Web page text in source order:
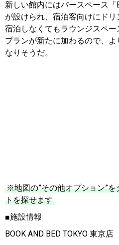
新しい館内にはバースペース「
が設けられ、宿泊客向けにドリ
宿泊しなくてもラウンジスペ
プランが新たに加わるので、
なりそうだ。
※地図の”その他オプション”
トを探せます
■施設情報
BOOK AND BED TOKYO 東京店